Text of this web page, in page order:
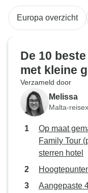
Europa overzicht
De 10
met kleine
Verzameld door
Melissa
Malta-
Op maat
Family Tour
sterren hotel
Aangepaste